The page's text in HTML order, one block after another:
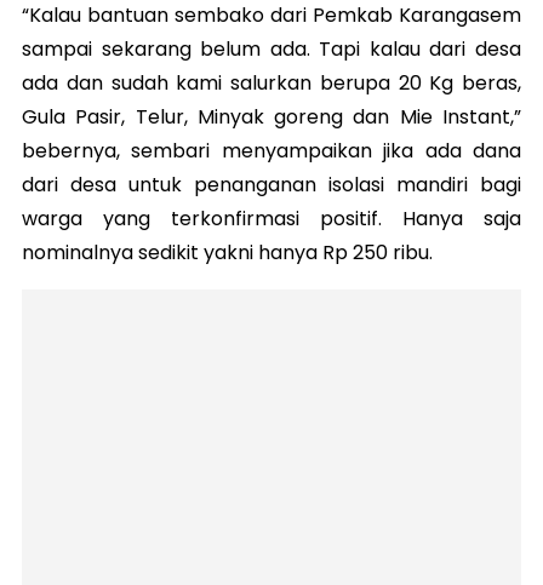
“Kalau bantuan sembako dari Pemkab Karangasem
sampai sekarang belum ada. Tapi kalau dari desa
ada dan sudah kami salurkan berupa 20 Kg beras,
Gula Pasir, Telur, Minyak goreng dan Mie Instant,”
bebernya, sembari menyampaikan jika ada dana
dari desa untuk penanganan isolasi mandiri bagi
warga yang terkonfirmasi positif. Hanya saja
nominalnya sedikit yakni hanya Rp 250 ribu.